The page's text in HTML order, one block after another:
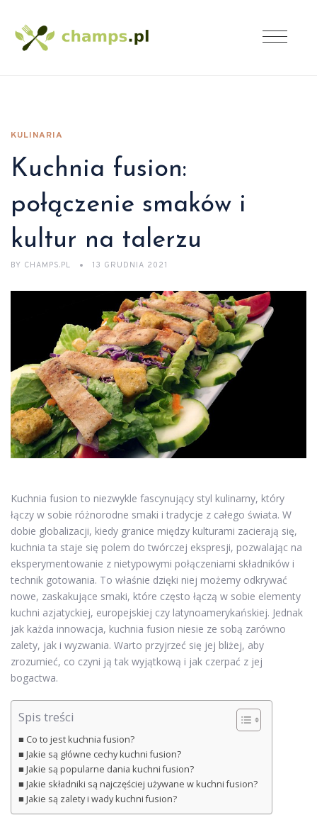
KULINARIA
Kuchnia fusion:
połączenie smaków i
kultur na talerzu
BY CHAMPS.PL 13 GRUDNIA 2021
Kuchnia fusion to niezwykle fascynujący styl kulinarny, który
łączy w sobie różnorodne smaki i tradycje z całego świata. W
dobie globalizacji, kiedy granice między kulturami zacierają się,
kuchnia ta staje się polem do twórczej ekspresji, pozwalając na
eksperymentowanie z nietypowymi połączeniami składników i
technik gotowania. To właśnie dzięki niej możemy odkrywać
nowe, zaskakujące smaki, które często łączą w sobie elementy
kuchni azjatyckiej, europejskiej czy latynoamerykańskiej. Jednak
jak każda innowacja, kuchnia fusion niesie ze sobą zarówno
zalety, jak i wyzwania. Warto przyjrzeć się jej bliżej, aby
zrozumieć, co czyni ją tak wyjątkową i jak czerpać z jej
bogactwa.
Spis treści
Co to jest kuchnia fusion?
Jakie są główne cechy kuchni fusion?
Jakie są popularne dania kuchni fusion?
Jakie składniki są najczęściej używane w kuchni fusion?
Jakie są zalety i wady kuchni fusion?